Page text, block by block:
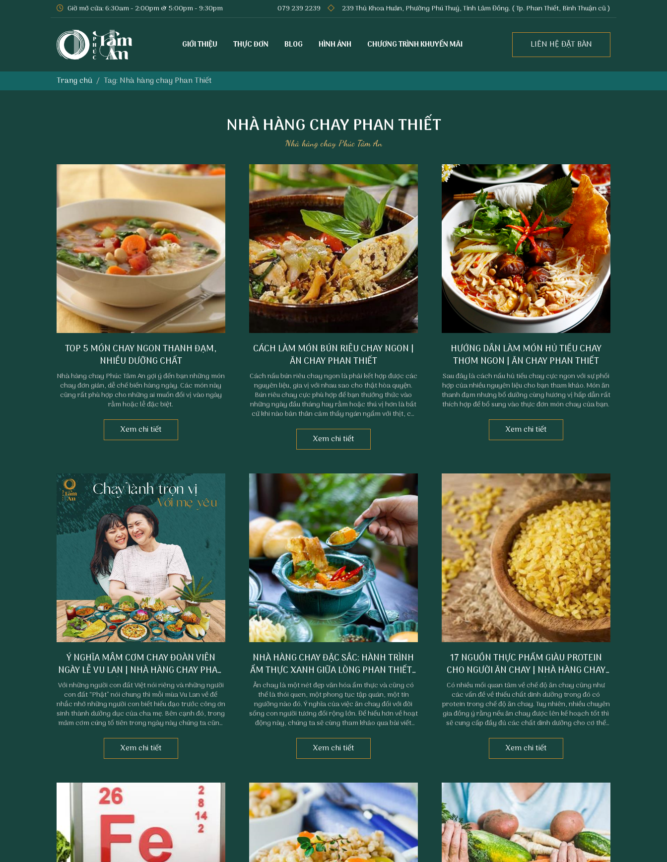
Giờ mở cửa: 6:30am - 2:00pm & 5:00pm - 9:30pm 079 239 2239 239 Thủ Khoa Huân, Phường Phú Thuỷ, Tỉnh Lâm Đồng. ( Tp. Phan Thiết, Bình Thuận cũ )
GIỚI THIỆU THỰC ĐƠN BLOG HÌNH ẢNH CHƯƠNG TRÌNH KHUYẾN MÃI LIÊN HỆ ĐẶT BÀN
Trang chủ Tag: Nhà hàng chay Phan Thiết
NHÀ HÀNG CHAY PHAN THIẾT
Nhà hàng chay Phúc Tâm An
TOP 5 MÓN CHAY NGON THANH ĐẠM,
NHIỀU DƯỠNG CHẤT
Nhà hàng chay Phúc Tâm An gợi ý đến bạn những món
chay đơn giản, dễ chế biến hàng ngày. Các món này
cũng rất phù hợp cho những ai muốn đổi vị vào ngày
rằm hoặc lễ đặc biệt.
Xem chi tiết
CÁCH LÀM MÓN BÚN RIÊU CHAY NGON |
ĂN CHAY PHAN THIẾT
Cách nấu bún riêu chay ngon là phải kết hợp được các
nguyên liệu, gia vị với nhau sao cho thật hòa quyện.
Bún riêu chay cực phù hợp để bạn thưởng thức vào
những ngày đầu tháng hay rằm hoặc thú vị hơn là bất
cứ khi nào bản thân cảm thấy ngán ngẩm với thịt, cá
Xem chi tiết
HƯỚNG DẪN LÀM MÓN HỦ TIẾU CHAY
THƠM NGON | ĂN CHAY PHAN THIẾT
Sau đây là cách nấu hủ tiếu chay cực ngon với sự phối
hợp của nhiều nguyên liệu cho bạn tham khảo. Món ăn
thanh đạm nhưng bổ dưỡng cùng hương vị hấp dẫn rất
thích hợp để bổ sung vào thực đơn món chay của bạn.
Xem chi tiết
Ý NGHĨA MÂM CƠM CHAY ĐOÀN VIÊN
NGÀY LỄ VU LAN | NHÀ HÀNG CHAY PHAN
THIẾT PHÚC TÂM AN
Với những người con đất Việt nói riêng và những người
con đất “Phật” nói chung thì mỗi mùa Vu Lan về để
nhắc nhở những người con biết hiếu đạo trước công ơn
sinh thành dưỡng dục của cha mẹ. Bên cạnh đó, trong
mâm cơm cúng tổ tiên trong ngày này chúng ta cũng
cha mẹ cùng đoàn con cái xa gần đoàn tụ sum vầy
trong ngày lễ là món quà quý giá nhất dành tặng cha
mẹ.
Xem chi tiết
NHÀ HÀNG CHAY ĐẶC SẮC: HÀNH TRÌNH
ẨM THỰC XANH GIỮA LÒNG PHAN THIẾT |
NHÀ HÀNG CHAY PHÚC TÂM AN
Ăn chay là một nét đẹp văn hóa ẩm thực và cũng có
thể là thói quen, một phong tục tập quán, một tín
ngưỡng nào đó. Ý nghĩa của việc ăn chay đối với đời
sống con người tương đối rộng lớn. Để hiểu hơn về hoạt
động này, chúng ta sẽ cùng tham khảo qua bài viết
Xem chi tiết
17 NGUỒN THỰC PHẨM GIÀU PROTEIN
CHO NGƯỜI ĂN CHAY | NHÀ HÀNG CHAY
PHAN THIẾT
Có nhiều mối quan tâm về chế độ ăn chay cũng như
các vấn đề về thiếu chất dinh dưỡng trong đó có
protein trong chế độ ăn chay. Tuy nhiên, nhiều chuyên
gia đồng ý rằng nếu ăn chay được lên kế hoạch tốt thì
sẽ cung cấp đầy đủ các chất dinh dưỡng cho cơ thể
Xem chi tiết